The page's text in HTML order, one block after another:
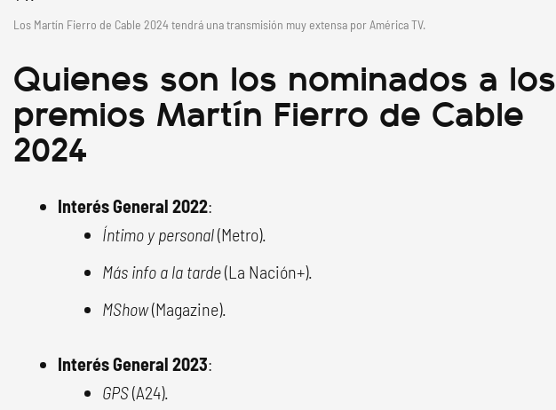
Los Martín Fierro de Cable 2024 tendrá una transmisión muy extensa por América TV.
Quienes son los nominados a los
premios Martín Fierro de Cable
2024
Interés General 2022:
Íntimo y personal(Metro).
Más info a la tarde(La Nación+).
MShow(Magazine).
Interés General 2023:
GPS(A24).